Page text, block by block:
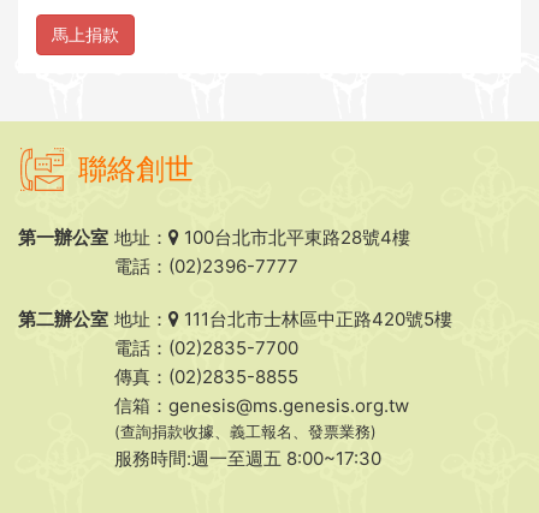
馬上捐款
聯絡創世
第一辦公室 地址：
100台北市北平東路28號4樓
電話：(02)2396-7777
第二辦公室 地址：
111台北市士林區中正路420號5樓
電話：(02)2835-7700
傳真：(02)2835-8855
信箱： genesis@ms.genesis.org.tw
(查詢捐款收據、義工報名、發票業務)
服務時間:週一至週五 8:00~17:30